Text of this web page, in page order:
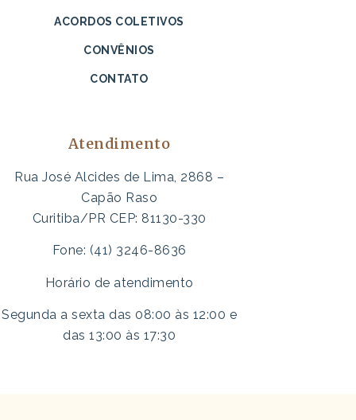
ACORDOS COLETIVOS
CONVÊNIOS
CONTATO
Atendimento
Rua José Alcides de Lima, 2868 –
Capão Raso
Curitiba/PR CEP: 81130-330
Fone: (41) 3246-8636
Horário de atendimento
Segunda a sexta das 08:00 às 12:00 e
das 13:00 às 17:30